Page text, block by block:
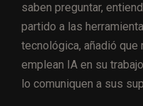
saben preguntar,
partido a las
tecnológica, añadió
emplean IA en su
lo comuniquen a sus